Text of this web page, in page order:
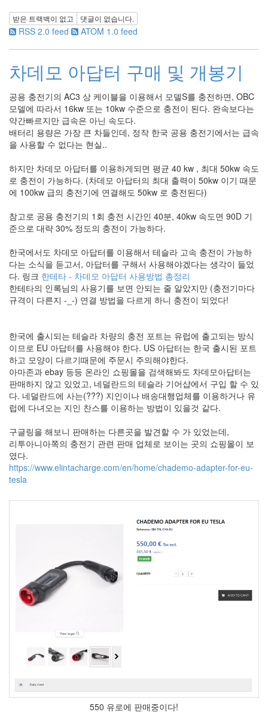
받은 트랙백이 없고 댓글이 없습니다.
RSS 2.0 feed ATOM 1.0 feed
차데모 아답터 구매 및 개봉기
공용 충전기의 AC3 상 케이블을 이용해서 모델S를 충전하면, OBC
모델에 따라서 16kw 또는 10kw 수준으로 충전이 된다. 완속보다는
약간빠르지만 급속은 아닌 속도다.
배터리 용량은 가장 큰 차들인데, 정작 한국 공용 충전기에서는 급속
을 사용할 수 없다는 현실..
하지만 차데모 아답터를 이용하게되면 평균 40 kw , 최대 50kw 속도
로 충전이 가능하다. (차데모 아답터의 최대 출력이 50kw 이기 때문
에 100kw 급의 충전기에 연결해도 50kw 로 충전된다)
참고로 공용 충전기의 1회 충전 시간인 40분, 40kw 속도면 90D 기
준으로 대략 30% 정도의 충전이 가능하다.
한국에서도 차데모 아답터를 이용해서 테슬라 고속 충전이 가능하
다는 소식을 듣고서, 아답터를 구해서 사용해야겠다는 생각이 들었
다. 링크 한테타 - 차데모 아답터 사용방법 총정리
한테타의 인록님의 사용기를 보면 안되는 줄 알았지만 (충전기마다
규격이 다른지 -_-) 연결 방법을 다르게 하니 충전이 되었다!
한국에 출시되는 테슬라 차량의 충전 포트는 유럽에 출고되는 방식
이므로 EU 아답터를 사용해야 한다. US 아답터는 한국 출시된 포트
하고 모양이 다르기때문에 주문시 주의해야한다.
아마존과 ebay 등등 온라인 쇼핑몰을 검색해봐도 차데모아답터는
판매하지 않고 있었고, 네덜란드의 테슬라 기어샵에서 구입 할 수 있
다. 네덜란드에 사는(???) 지인이나 배송대행업체를 이용하거나 유
럽에 다녀오는 지인 찬스를 이용하는 방법이 있을것 같다.
구글링을 해보니 판매하는 다른곳을 발견할 수 가 있었는데,
리투아니아쪽의 충전기 관련 판매 업체로 보이는 곳의 쇼핑몰이 보
였다.
https://www.elintacharge.com/en/home/chademo-adapter-for-eu-
tesla
550 유로에 판매중이다!